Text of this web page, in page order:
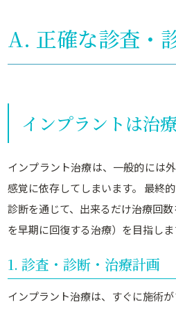
A. 正確な診査・
インプラントは治
インプラント治療は、一般的には
感覚に依存してしまいます。 最終
診断を通じて、出来るだけ治療回
を早期に回復する治療）を目指し
1. 診査・診断・治療計画
インプラント治療は、すぐに施術